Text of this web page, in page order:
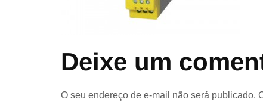
Deixe um
O seu endereço de e-mail não será publicado.